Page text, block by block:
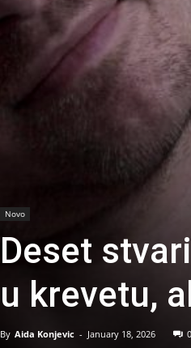
Novo
Deset
u krevetu,
By Aida Konjevic - January 18, 2026 0